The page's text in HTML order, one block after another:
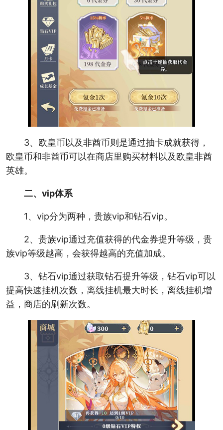
3、欧皇币以及非酋币则是通过抽卡成就获得，
欧皇币和非酋币可以在商店里购买材料以及欧皇非酋
英雄。
二、vip体系
1、vip分为两种，贵族vip和钻石vip。
2、贵族vip通过充值获得的代金券提升等级，贵
族vip等级越高，会获得越高的充值加成。
3、钻石vip通过获取钻石提升等级，钻石vip可以
提高快速挂机次数，离线挂机最大时长，离线挂机增
益，商店的刷新次数。